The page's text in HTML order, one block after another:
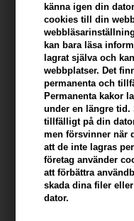
känna igen din
cookies till din
kan bara läsa
lagrat själva och
webbplatser. Det
permanenta och
Permanenta kakor
under en längre tid.
tillfälligt på din
men försvinner när
att de inte lagras
företag använder
att förbättra
skada dina filer
dator.
Lernberger
Varumärken Lernberger
326,00SEK
+
I lager- Leveranstid: 2-